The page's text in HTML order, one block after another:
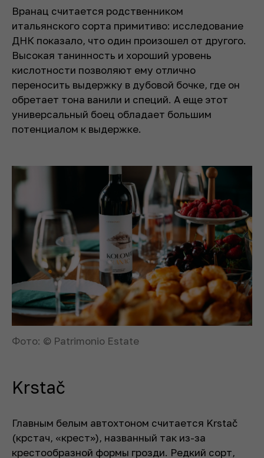
Вранац считается родственником
итальянского сорта примитиво: исследование
ДНК показало, что один произошел от другого.
Высокая танинность и хороший уровень
кислотности позволяют ему отлично
переносить выдержку в дубовой бочке, где он
обретает тона ванили и специй. А еще этот
универсальный боец обладает большим
потенциалом к выдержке.
Фото: © Patrimonio Estate
Krstač
Главным белым автохтоном считается Krstač
(крстач, «крест»), названный так из-за
крестообразной формы грозди. Редкий сорт,